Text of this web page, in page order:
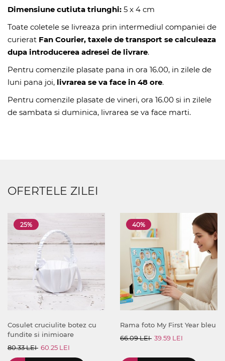
Dimensiune cutiuta triunghi: 5 x 4 cm
Toate coletele se livreaza prin intermediul companiei de
curierat Fan Courier, taxele de transport se calculeaza
dupa introducerea adresei de livrare.
Pentru comenzile plasate pana in ora 16.00, in zilele de
luni pana joi, livrarea se va face in 48 ore.
Pentru comenzile plasate de vineri, ora 16.00 si in zilele
de sambata si duminica, livrarea se va face marti.
OFERTELE ZILEI
25%
Cosulet cruciulite botez cu
fundite si inimioare
80.33 LEI 60.25 LEI
40%
Rama foto My First Year bleu
66.09 LEI 39.59 LEI